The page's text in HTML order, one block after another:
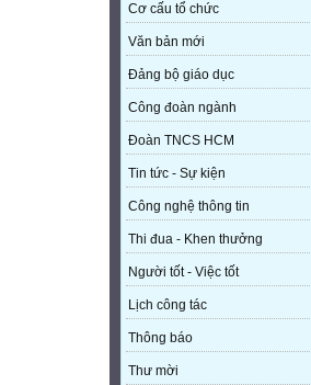
Cơ cấu tổ chức
Văn bản mới
Đảng bộ giáo dục
Công đoàn ngành
Đoàn TNCS HCM
Tin tức - Sự kiện
Công nghệ thông tin
Thi đua - Khen thưởng
Người tốt - Việc tốt
Lịch công tác
Thông báo
Thư mời